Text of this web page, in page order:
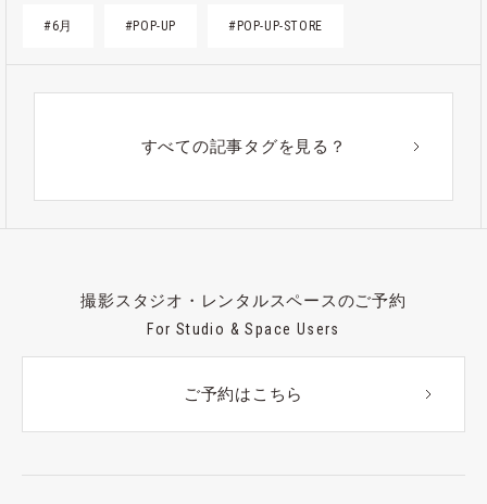
#6月 #POP-UP #POP-UP-STORE
すべての記事タグを見る？
撮影スタジオ・レンタルスペースのご予約
For Studio & Space Users
ご予約はこちら